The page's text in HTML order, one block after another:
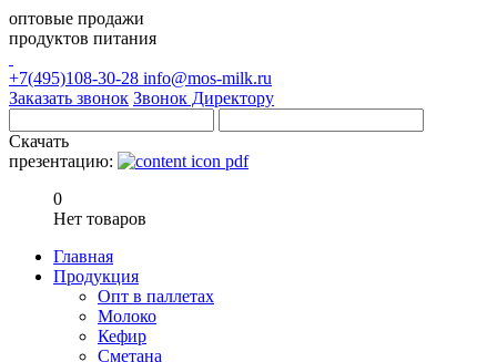
оптовые продажи
продуктов питания
+7(495)108-30-28 info@mos-milk.ru
Заказать звонок Звонок Директору
Скачать
презентацию:
0
Нет товаров
Главная
Продукция
Опт в паллетах
Молоко
Кефир
Сметана